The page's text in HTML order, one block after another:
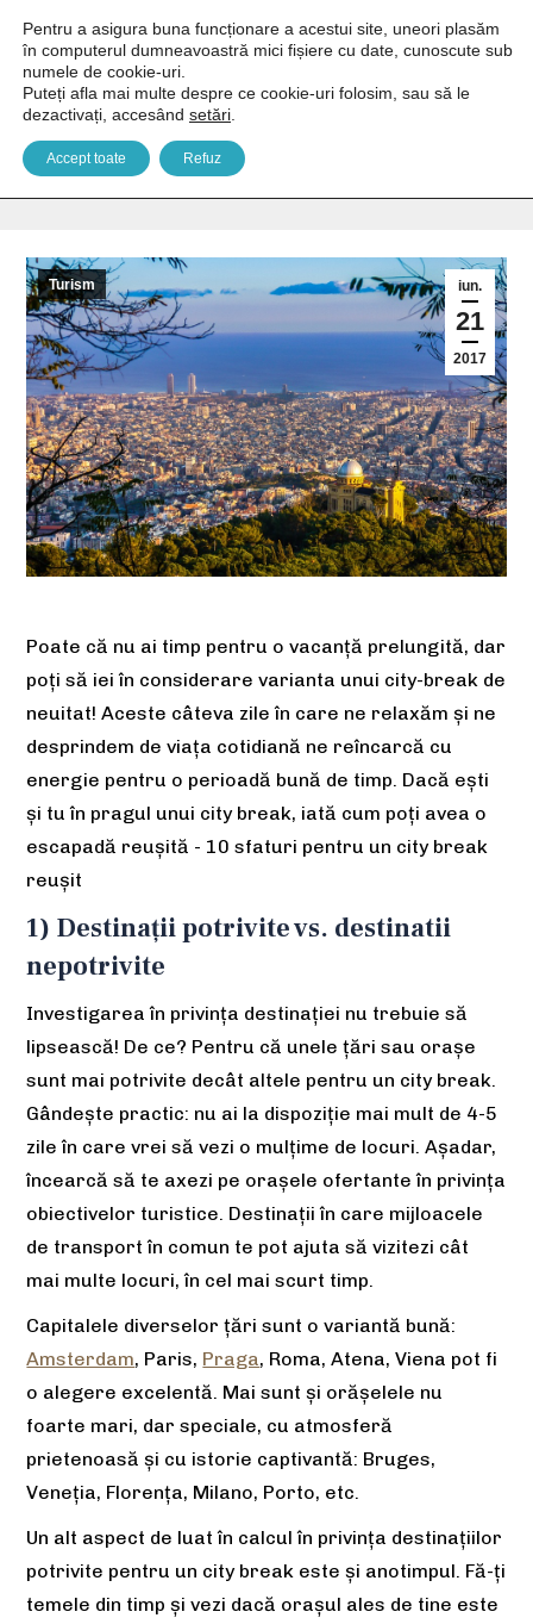
10 sfaturi pentru un city break reușit
iun.
21
2017
Turism
Poate că nu ai timp pentru o vacanță prelungită, dar
poți să iei în considerare varianta unui city-break de
neuitat! Aceste câteva zile în care ne relaxăm și ne
desprindem de viața cotidiană ne reîncarcă cu
energie pentru o perioadă bună de timp. Dacă ești
și tu în pragul unui city break, iată cum poți avea o
escapadă reușită - 10 sfaturi pentru un city break
reușit
1) Destinații potrivite vs. destinatii
nepotrivite
Investigarea în privința destinației nu trebuie să
lipsească! De ce? Pentru că unele țări sau orașe
sunt mai potrivite decât altele pentru un city break.
Gândește practic: nu ai la dispoziție mai mult de 4-5
zile în care vrei să vezi o mulțime de locuri. Așadar,
încearcă să te axezi pe orașele ofertante în privința
obiectivelor turistice. Destinații în care mijloacele
de transport în comun te pot ajuta să vizitezi cât
mai multe locuri, în cel mai scurt timp.
Capitalele diverselor țări sunt o variantă bună:
Amsterdam, Paris, Praga, Roma, Atena, Viena pot fi
o alegere excelentă. Mai sunt și orășelele nu
foarte mari, dar speciale, cu atmosferă
prietenoasă și cu istorie captivantă: Bruges,
Veneția, Florența, Milano, Porto, etc.
Un alt aspect de luat în calcul în privința destinațiilor
potrivite pentru un city break este și anotimpul. Fă-ți
temele din timp și vezi dacă orașul ales de tine este
Pentru a asigura buna funcționare a acestui site, uneori plasăm
în computerul dumneavoastră mici fișiere cu date, cunoscute sub
numele de cookie-uri.
Puteți afla mai multe despre ce cookie-uri folosim, sau să le
dezactivați, accesând setări
Accept toate Refuz